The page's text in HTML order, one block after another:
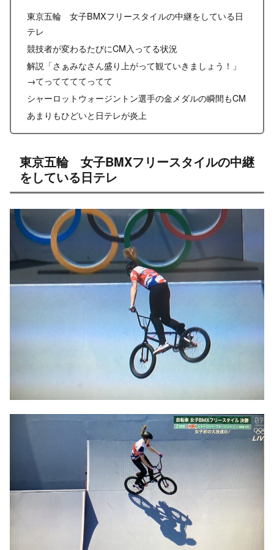
東京五輪 女子BMXフリースタイルの中継をしている日
テレ
競技者が変わるたびにCM入ってる状況
解説「さぁみなさん盛り上がって観ていきましょう！」
→てっててててってて
シャーロットウォージントン選手の金メダルの瞬間もCM
あまりもひどいと日テレが炎上
東京五輪 女子BMXフリースタイルの中継
をしている日テレ